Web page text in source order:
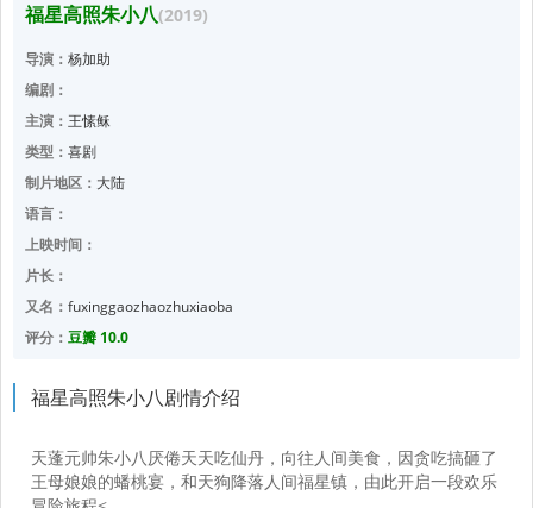
福星高照朱小八(2019)
导演： 杨加助
编剧：
主演： 王愫稣
类型： 喜剧
制片地区： 大陆
语言：
上映时间：
片长：
又名： fuxinggaozhaozhuxiaoba
评分： 豆瓣 10.0
福星高照朱小八剧情介绍
天蓬元帅朱小八厌倦天天吃仙丹，向往人间美食，因贪吃搞砸了
王母娘娘的蟠桃宴，和天狗降落人间福星镇，由此开启一段欢乐